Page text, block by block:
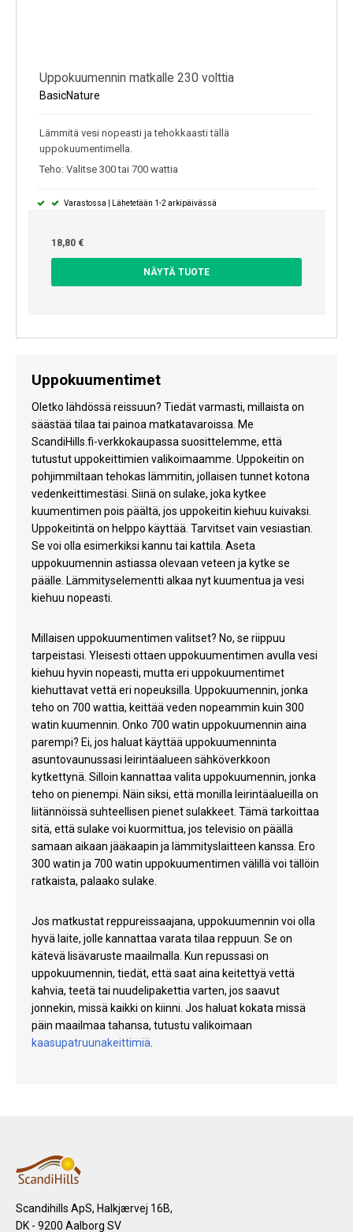
Uppokuumennin matkalle 230 volttia
BasicNature
Lämmitä vesi nopeasti ja tehokkaasti tällä
uppokuumentimella.
Teho: Valitse 300 tai 700 wattia
Varastossa | Lähetetään 1-2 arkipäivässä
18,80 €
NÄYTÄ TUOTE
Uppokuumentimet
Oletko lähdössä reissuun? Tiedät varmasti, millaista on
säästää tilaa tai painoa matkatavaroissa. Me
ScandiHills.fi-verkkokaupassa suosittelemme, että
tutustut uppokeittimien valikoimaamme. Uppokeitin on
pohjimmiltaan tehokas lämmitin, jollaisen tunnet kotona
vedenkeittimestäsi. Siinä on sulake, joka kytkee
kuumentimen pois päältä, jos uppokeitin kiehuu kuivaksi.
Uppokeitintä on helppo käyttää. Tarvitset vain vesiastian.
Se voi olla esimerkiksi kannu tai kattila. Aseta
uppokuumennin astiassa olevaan veteen ja kytke se
päälle. Lämmityselementti alkaa nyt kuumentua ja vesi
kiehuu nopeasti.
Millaisen uppokuumentimen valitset? No, se riippuu
tarpeistasi. Yleisesti ottaen uppokuumentimen avulla vesi
kiehuu hyvin nopeasti, mutta eri uppokuumentimet
kiehuttavat vettä eri nopeuksilla. Uppokuumennin, jonka
teho on 700 wattia, keittää veden nopeammin kuin 300
watin kuumennin. Onko 700 watin uppokuumennin aina
parempi? Ei, jos haluat käyttää uppokuumenninta
asuntovaunussasi leirintäalueen sähköverkkoon
kytkettynä. Silloin kannattaa valita uppokuumennin, jonka
teho on pienempi. Näin siksi, että monilla leirintäalueilla on
liitännöissä suhteellisen pienet sulakkeet. Tämä tarkoittaa
sitä, että sulake voi kuormittua, jos televisio on päällä
samaan aikaan jääkaapin ja lämmityslaitteen kanssa. Ero
300 watin ja 700 watin uppokuumentimen välillä voi tällöin
ratkaista, palaako sulake.
Jos matkustat reppureissaajana, uppokuumennin voi olla
hyvä laite, jolle kannattaa varata tilaa reppuun. Se on
kätevä lisävaruste maailmalla. Kun repussasi on
uppokuumennin, tiedät, että saat aina keitettyä vettä
kahvia, teetä tai nuudelipakettia varten, jos saavut
jonnekin, missä kaikki on kiinni. Jos haluat kokata missä
päin maailmaa tahansa, tutustu valikoimaan
kaasupatruunakeittimiä
Scandihills ApS, Halkjærvej 16B,
DK - 9200 Aalborg SV